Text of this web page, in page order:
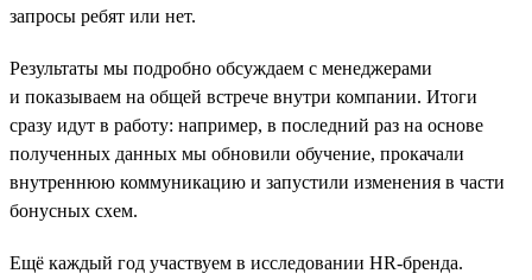
запросы ребят или нет.
Результаты мы подробно обсуждаем с менеджерами
и показываем на общей встрече внутри компании. Итоги
сразу идут в работу: например, в последний раз на основе
полученных данных мы обновили обучение, прокачали
внутреннюю коммуникацию и запустили изменения в части
бонусных схем.
Ещё каждый год участвуем в исследовании HR-бренда.